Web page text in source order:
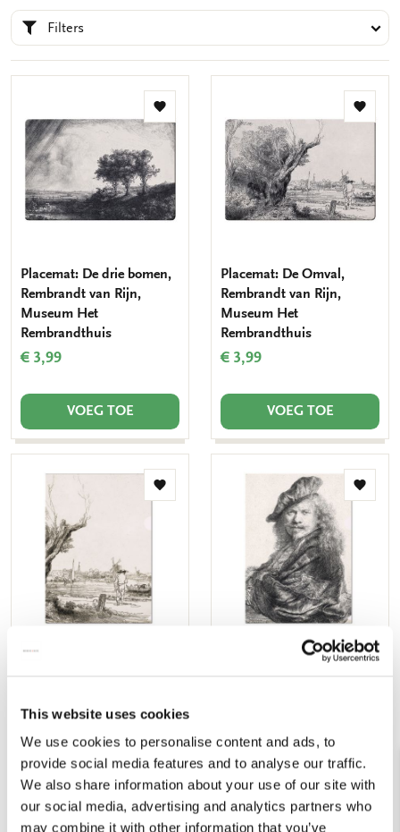
This website uses cookies
We use cookies to personalise content and ads, to
provide social media features and to analyse our traffic.
We also share information about your use of our site with
our social media, advertising and analytics partners who
may combine it with other information that you’ve
Filters
Toevoegen
aan
verlanglijst
Placemat: De drie bomen,
Rembrandt van Rijn,
Museum Het
Rembrandthuis
€ 3,99
VOEG TOE
Placemat: De Omval,
Rembrandt van Rijn,
Museum Het
Rembrandthuis
€ 3,99
VOEG TOE
Toevoegen
L-mapje A4 formaat: De
Rembrandthuis
€ 3,50
VOEG TOE
L-mapje A4 formaat:
€ 3,50
VOEG TOE